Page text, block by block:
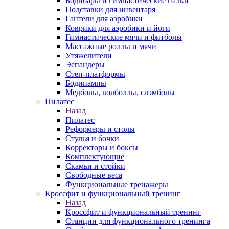
Подставки для инвентаря
Гантели для аэробики
Коврики для аэробики и йоги
Гимнастические мячи и фитболы
Массажные роллы и мячи
Утяжелители
Эспандеры
Степ-платформы
Бодипампы
Медболы, волболлы, слэмболы
Пилатес
Назад
Пилатес
Реформеры и столы
Стулья и бочки
Корректоры и боксы
Комплектующие
Скамьи и стойки
Свободные веса
Функциональные тренажеры
Кроссфит и функциональный тренинг
Назад
Кроссфит и функциональный тренинг
Станции для функционального тренинга